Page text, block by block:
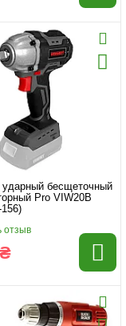
ударный бесщеточный
Pro VIW20B
отзыв